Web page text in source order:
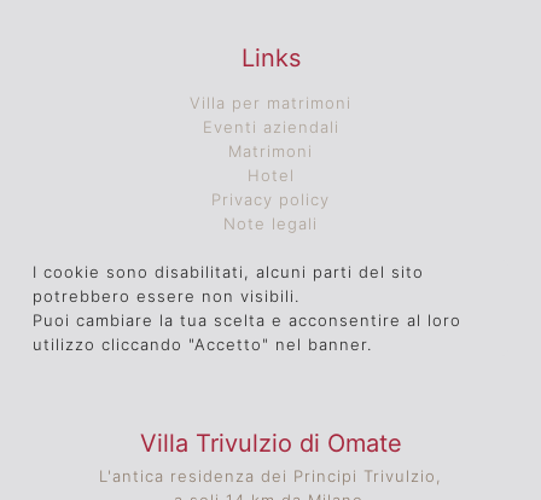
Links
Villa per matrimoni
Eventi aziendali
Matrimoni
Hotel
Privacy policy
Note legali
I cookie sono disabilitati, alcuni parti del sito
potrebbero essere non visibili.
Puoi cambiare la tua scelta e acconsentire al loro
utilizzo cliccando "Accetto" nel banner.
Villa Trivulzio di Omate
L'antica residenza dei Principi Trivulzio,